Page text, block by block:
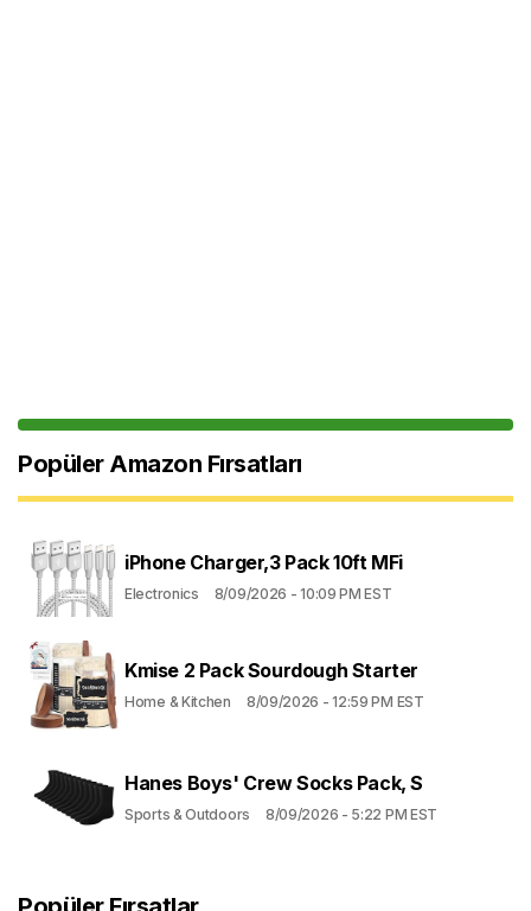
Popüler Amazon Fırsatları
iPhone Charger,3 Pack 10ft MFi
Electronics 8/09/2026 - 10:09 PM EST
Kmise 2 Pack Sourdough Starter
Home & Kitchen 8/09/2026 - 12:59 PM EST
Hanes Boys' Crew Socks Pack, S
Sports & Outdoors 8/09/2026 - 5:22 PM EST